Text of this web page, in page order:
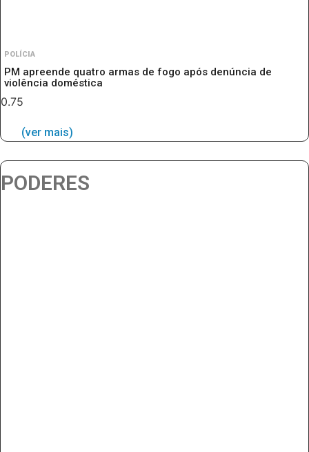
POLÍCIA
PM apreende quatro armas de fogo após denúncia de
violência doméstica
(ver mais)
PODERES